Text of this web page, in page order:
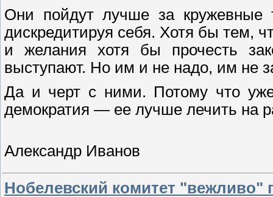
Они пойдут лучше за кружевные
дискредитируя себя. Хотя бы тем,
и желания хотя бы прочесть
выступают. Но им и не надо, им не
Да и черт с ними. Потому что
демократия — ее лучше лечить на
Александр Иванов
Нобелевский комитет